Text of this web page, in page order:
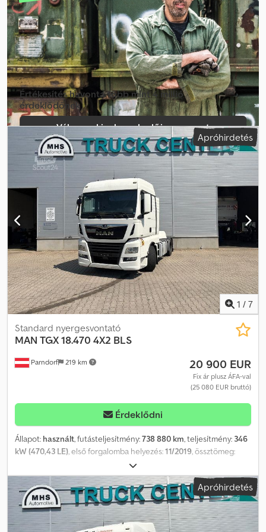
Euro 3, felfüggesztés: acél , Gyártási év:2002, Felszereltség:
retarder, Eladó MAN M2000L típusú billenő platós teherautó,
frissen szervizelve, munkára fogható. Chodpfx Aozrgk Dsczja
Értékesítés havonta több mint 4 millió
érdeklődőnek
Válassza ki a kereskedői csomagot
Hozzon létre egyéni hirdetést
Apróhirdetés
1 / 7
Parndorf 219 km
Standard nyergesvontató
MAN TGX 18.470 4X2 BLS
20 900 EUR
Fix ár plusz ÁFA-val
(25 080 EUR bruttó)
Érdeklődni
Állapot: használt, futásteljesítmény:738 880 km, teljesítmény: 346
kW (470,43 LE), első forgalomba helyezés:11/2019, össztömeg:
4x2
egyéb, vezetőfülke:alvófülke, hajtástípus:automata, kibocsátási
osztály:Euro 6, felfüggesztés:acél-levegő, Gyártási év:2019,
Felszereltség:ABS, alacsony zajszint, differenciálzár, fedélzeti
számítógép, kipörgésgátló, légkondicionálás, navigációs
rendszer, tempomat, állófűtés, megengedett össztömeg: 18 000
Apróhirdetés